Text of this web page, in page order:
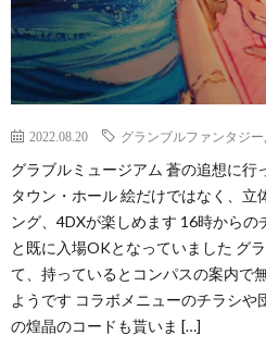
2022.08.20 グランブルファンタジー
グラブルミュージアム 蒼の追想に行
タウン・ホール 絵だけではなく、
ング、4DXが楽しめます 16時からの
と既に入場OKとなっていました グ
て、持っているとコンパスの案内で
ようです コラボメニューのチラシや
の煌晶のコードも貰いま […]